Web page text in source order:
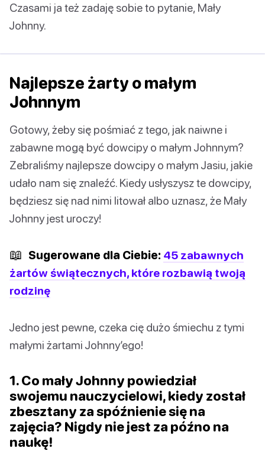
Czasami ja też zadaję sobie to pytanie, Mały
Johnny.
Najlepsze żarty o małym
Johnnym
Gotowy, żeby się pośmiać z tego, jak naiwne i
zabawne mogą być dowcipy o małym Johnnym?
Zebraliśmy najlepsze dowcipy o małym Jasiu, jakie
udało nam się znaleźć. Kiedy usłyszysz te dowcipy,
będziesz się nad nimi litował albo uznasz, że Mały
Johnny jest uroczy!
📖 Sugerowane dla Ciebie: 45 zabawnych
żartów świątecznych, które rozbawią twoją
rodzinę
Jedno jest pewne, czeka cię dużo śmiechu z tymi
małymi żartami Johnny’ego!
1. Co mały Johnny powiedział
swojemu nauczycielowi, kiedy został
zbesztany za spóźnienie się na
zajęcia? Nigdy nie jest za późno na
naukę!